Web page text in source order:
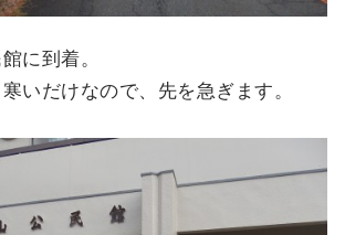
に到着。
いだけなので、先を急ぎます。